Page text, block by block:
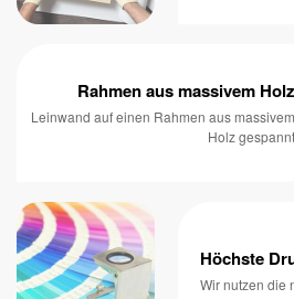
Rahmen aus massivem Holz
Leinwand auf einen Rahmen aus massivem
Holz gespannt
Höchste
Wir nutzen die